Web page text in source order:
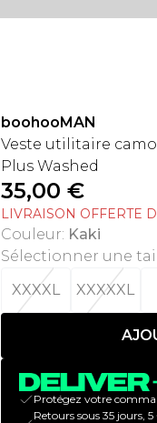
boohooMAN
Veste utilitaire
Plus Washed
35,00 €
LIVRAISON OFFERTE
Couleur: Kaki
Sélectionner une
XXXXL
XXXXXL
Protégez votre
Retours sous 35 jours,